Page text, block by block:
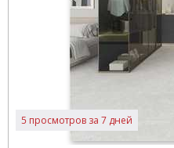
5 просмотров за 7 дней